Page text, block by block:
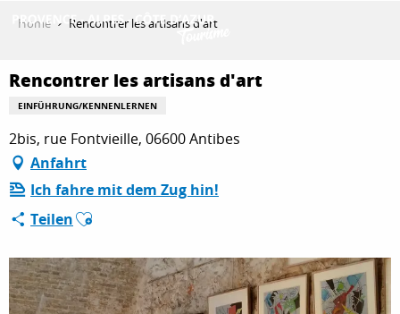
principal
ENTDECKEN
AKTIVITÄTEN
AUFENTHALT
ESPACE PRO
Home Rencontrer les artisans d'art
Rencontrer les artisans d'art
EINFÜHRUNG/KENNENLERNEN
2bis, rue Fontvieille, 06600 Antibes
Anfahrt
Ich fahre mit dem Zug hin!
TeilenAjouter aux favoris